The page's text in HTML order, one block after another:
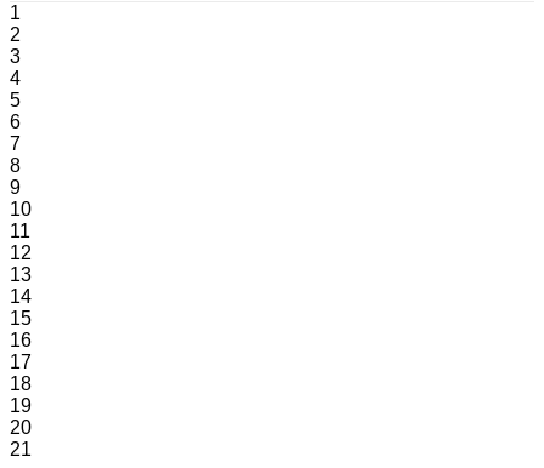
1
2
3
4
5
6
7
8
9
10
11
12
13
14
15
16
17
18
19
20
21